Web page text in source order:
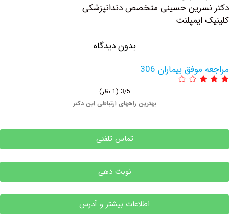
حسینی متخصص دندانپزشکی
بدون دیدگاه
بیماران 306
بهترین راههای ارتباطی این دکتر
تماس تلفنی
نوبت دهی
اطلاعات بیشتر و آدرس